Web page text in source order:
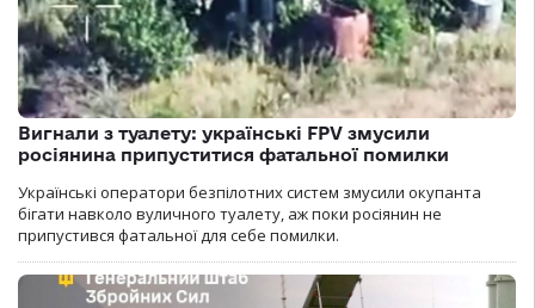
Вигнали з туалету: українські FPV змусили
росіянина припуститися фатальної помилки
Українські оператори безпілотних систем змусили окупанта
бігати навколо вуличного туалету, аж поки росіянин не
припустився фатальної для себе помилки.